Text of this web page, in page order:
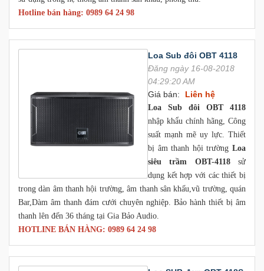
Hotline bán hàng: 0989 64 24 98
Loa Sub đôi OBT 4118
Đăng ngày 16-08-2018
04:29:20 AM
Giá bán:
Liên hệ
Loa Sub đôi OBT 4118
nhập khẩu chính hãng, Công
suất mạnh mẽ uy lực. Thiết
bị âm thanh hội trường Loa
siêu trầm OBT-4118 sử
dụng kết hợp với các thiết bị
trong dàn âm thanh hội trường, âm thanh sân khấu,vũ trường, quán
Bar,Dàm âm thanh đám cưới chuyên nghiệp. Bảo hành thiết bị âm
thanh lên đến 36 tháng tại Gia Bảo Audio.
HOTLINE BÁN HÀNG: 0989 64 24 98